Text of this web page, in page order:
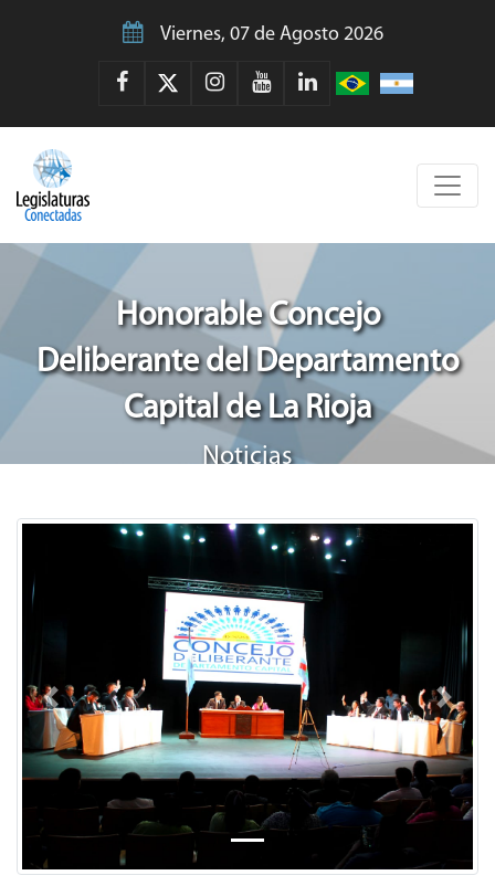
Viernes, 07 de Agosto 2026
Honorable Concejo
Deliberante del Departamento
Capital de La Rioja
Noticias
Previous Next